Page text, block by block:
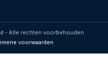
- Alle rechten voorbehouden
voorwaarden